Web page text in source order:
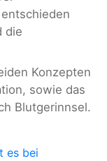
die
Konzepten
sowie das
Blutgerinnsel.
es bei